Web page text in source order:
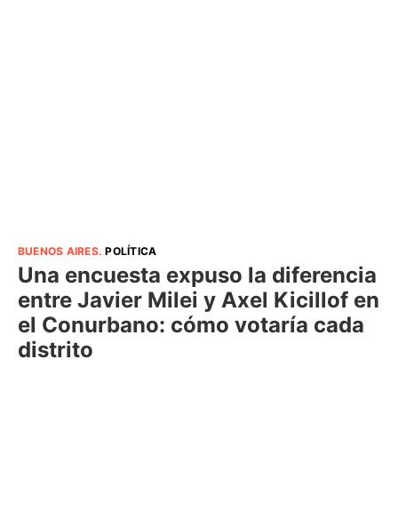
BUENOS AIRES.POLÍTICA
Una encuesta expuso la diferencia
entre Javier Milei y Axel Kicillof en
el Conurbano: cómo votaría cada
distrito